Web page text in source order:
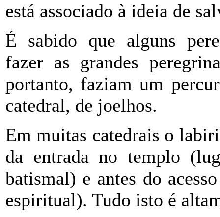
está associado à ideia de
É sabido que alguns
fazer as grandes
portanto, faziam um
catedral, de joelhos.
Em muitas catedrais o
da entrada no templo
batismal) e antes do
espiritual). Tudo isto é